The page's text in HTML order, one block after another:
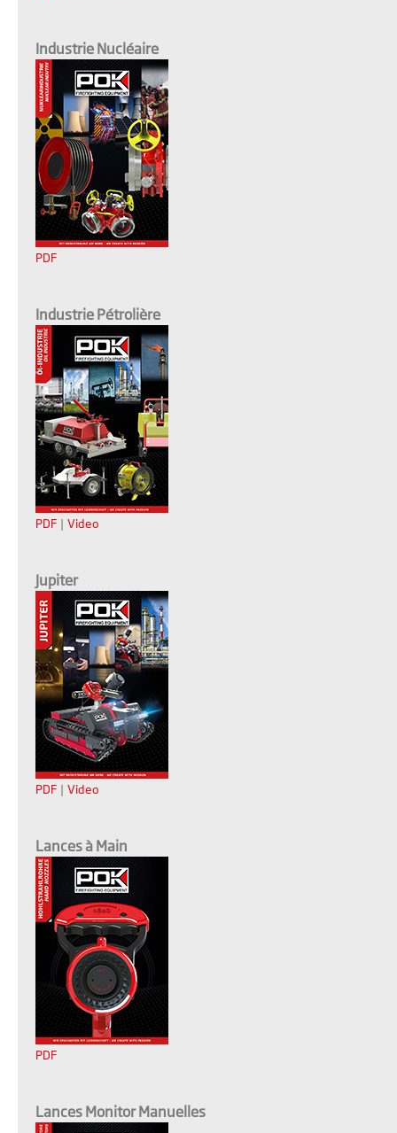
Industrie Nucléaire
PDF
Industrie Pétrolière
PDF | Video
Jupiter
PDF | Video
Lances à Main
PDF
Lances Monitor Manuelles